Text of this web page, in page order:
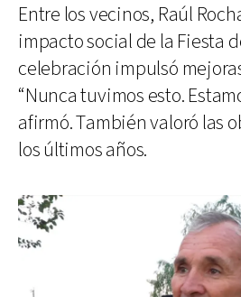
Entre los vecinos, Raúl
impacto social de la Fiesta
celebración impulsó
“Nunca tuvimos esto.
afirmó. También valoró las
los últimos años.